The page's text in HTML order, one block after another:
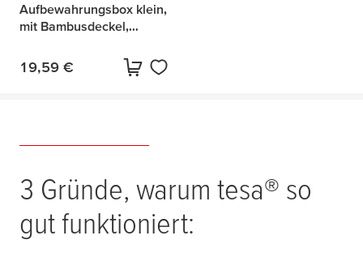
Aufbewahrungsbox klein,
mit Bambusdeckel,
das Bad
Aktueller Preis:
19,59 €
3 Gründe, warum tesa® so
gut funktioniert: